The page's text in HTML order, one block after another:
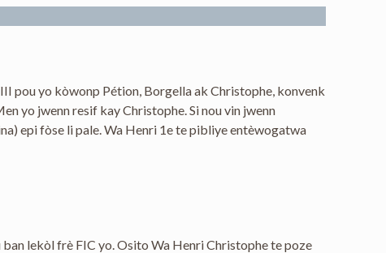
pou yo kòwonp Pétion, Borgella ak Christophe, konvenk
yo jwenn resif kay Christophe. Si nou vin jwenn
epi fòse li pale. Wa Henri 1e te pibliye entèwogatwa
ban lekòl frè FIC yo. Osito Wa Henri Christophe te poze